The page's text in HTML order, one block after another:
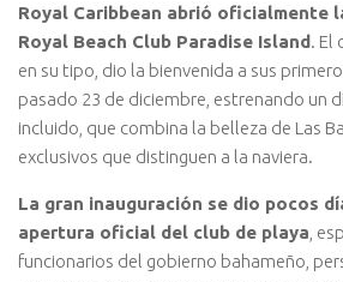
Royal Caribbean abrió oficialmente
Royal Beach Club Paradise Island. El
en su tipo, dio la bienvenida a sus
pasado 23 de diciembre, estrenando un
incluido, que combina la belleza de Las
exclusivos que distinguen a la naviera.
La gran inauguración se dio pocos
apertura oficial del club de playa ,
funcionarios del gobierno bahameño,